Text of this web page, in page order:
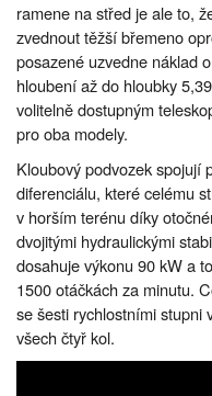
ramene na střed je ale to,
zvednout těžší břemeno
posazené uzvedne náklad
hloubení až do hloubky
volitelně dostupným
pro oba modely.
Kloubový podvozek spojují
diferenciálu, které celému
v horším terénu díky
dvojitými hydraulickými
dosahuje výkonu 90 kW a
1500 otáčkách za minutu.
se šesti rychlostními stupni
všech čtyř kol.